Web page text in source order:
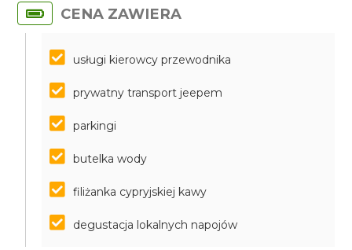
CENA ZAWIERA
usługi kierowcy przewodnika
prywatny transport jeepem
parkingi
butelka wody
filiżanka cypryjskiej kawy
degustacja lokalnych napojów